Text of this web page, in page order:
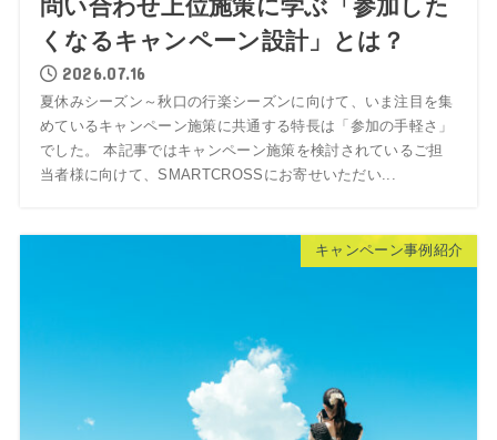
問い合わせ上位施策に学ぶ「参加した
くなるキャンペーン設計」とは？
2026.07.16
夏休みシーズン～秋口の行楽シーズンに向けて、いま注目を集
めているキャンペーン施策に共通する特長は「参加の手軽さ」
でした。 本記事ではキャンペーン施策を検討されているご担
当者様に向けて、SMARTCROSSにお寄せいただい...
キャンペーン事例紹介